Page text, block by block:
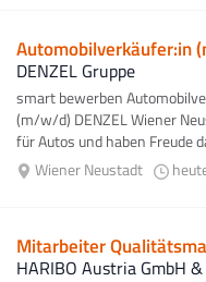
Automobilverkäufer:in
DENZEL Gruppe
smart bewerben
(m/w/d) DENZEL Wiener
für Autos und haben Freude
Wiener Neustadt
Mitarbeiter
HARIBO Austria GmbH &